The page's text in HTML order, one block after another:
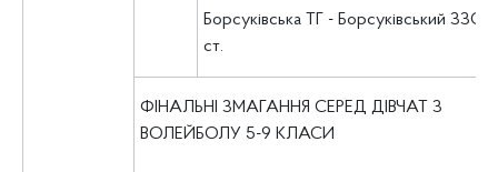
Борсуківська ТГ - Борсуківський ЗЗСО І-
ст.
ФІНАЛЬНІ ЗМАГАННЯ СЕРЕД ДІВЧАТ З
ВОЛЕЙБОЛУ 5-9 КЛАСИ